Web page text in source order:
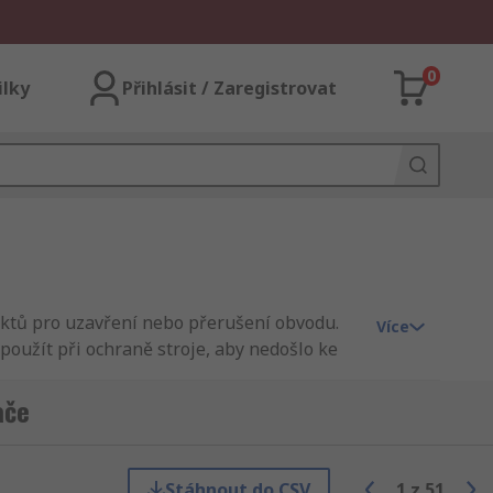
Přihlásit / Zaregistrovat
0
pro uzavření nebo přerušení obvodu.
při ochraně stroje, aby nedošlo ke
údržbu. Jsou také odolné vůči
Více